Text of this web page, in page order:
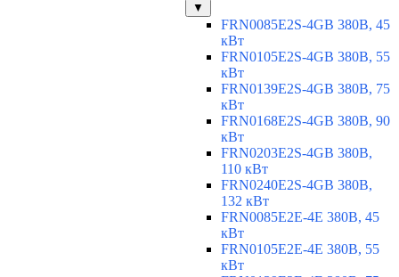
▼
FRN0085E2S-4GB 380В, 45
кВт
FRN0105E2S-4GB 380В, 55
кВт
FRN0139E2S-4GB 380В, 75
кВт
FRN0168E2S-4GB 380В, 90
кВт
FRN0203E2S-4GB 380В,
110 кВт
FRN0240E2S-4GB 380В,
132 кВт
FRN0085E2E-4E 380В, 45
кВт
FRN0105E2E-4E 380В, 55
кВт